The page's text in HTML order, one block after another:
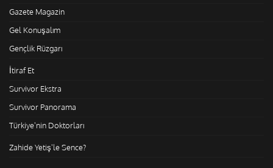
Gazete Magazin
Gel Konuşalım
Gençlik Rüzgarı
İtiraf Et
Survivor Ekstra
Survivor Panorama
Türkiye'nin Doktorları
Zahide Yetiş'le Sence?